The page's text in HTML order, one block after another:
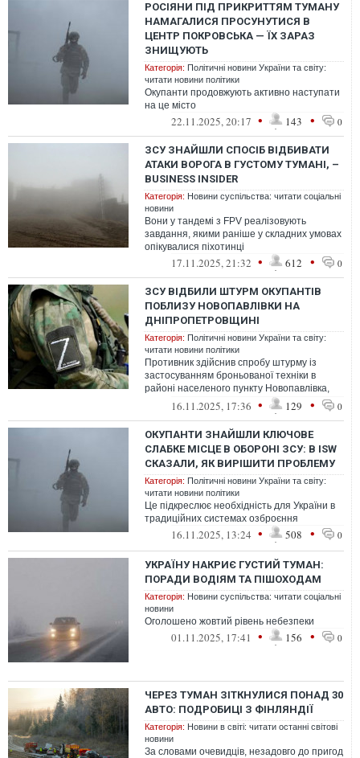
РОСІЯНИ ПІД ПРИКРИТТЯМ ТУМАНУ
НАМАГАЛИСЯ ПРОСУНУТИСЯ В
ЦЕНТР ПОКРОВСЬКА — ЇХ ЗАРАЗ
ЗНИЩУЮТЬ
Категорія: Політичні новини України та світу:
читати новини політики
Окупанти продовжують активно наступати
на це місто
22.11.2025, 20:17 • 143 • 0
ЗСУ ЗНАЙШЛИ СПОСІБ ВІДБИВАТИ
АТАКИ ВОРОГА В ГУСТОМУ ТУМАНІ, –
BUSINESS INSIDER
Категорія: Новини суспільства: читати соціальні
новини
Вони у тандемі з FPV реалізовують
завдання, якими раніше у складних умовах
опікувалися піхотинці
17.11.2025, 21:32 • 612 • 0
ЗСУ ВІДБИЛИ ШТУРМ ОКУПАНТІВ
ПОБЛИЗУ НОВОПАВЛІВКИ НА
ДНІПРОПЕТРОВЩИНІ
Категорія: Політичні новини України та світу:
читати новини політики
Противник здійснив спробу штурму із
застосуванням броньованої техніки в
районі населеного пункту Новопавлівка,
використавши складні погодні умови та о...
16.11.2025, 17:36 • 129 • 0
ОКУПАНТИ ЗНАЙШЛИ КЛЮЧОВЕ
СЛАБКЕ МІСЦЕ В ОБОРОНІ ЗСУ: В ISW
СКАЗАЛИ, ЯК ВИРІШИТИ ПРОБЛЕМУ
Категорія: Політичні новини України та світу:
читати новини політики
Це підкреслює необхідність для України в
традиційних системах озброєння
16.11.2025, 13:24 • 508 • 0
УКРАЇНУ НАКРИЄ ГУСТИЙ ТУМАН:
ПОРАДИ ВОДІЯМ ТА ПІШОХОДАМ
Категорія: Новини суспільства: читати соціальні
новини
Оголошено жовтий рівень небезпеки
01.11.2025, 17:41 • 156 • 0
ЧЕРЕЗ ТУМАН ЗІТКНУЛИСЯ ПОНАД 30
АВТО: ПОДРОБИЦІ З ФІНЛЯНДІЇ
Категорія: Новини в світі: читати останні світові
новини
За словами очевидців, незадовго до пригод